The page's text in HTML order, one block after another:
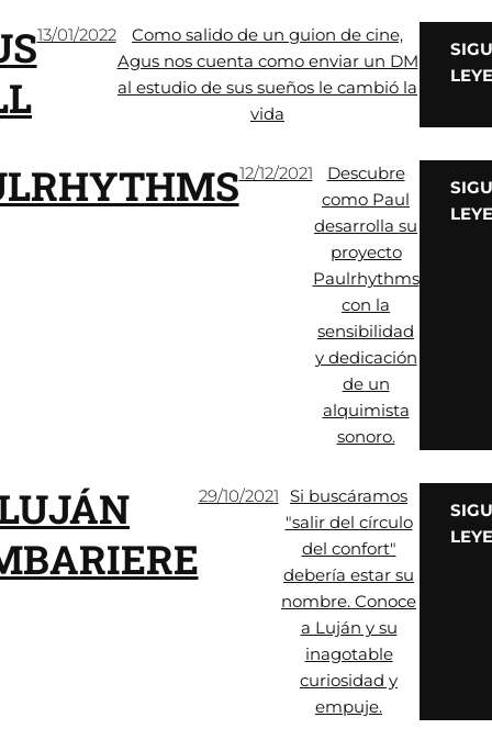
13/01/2022
Como salido de un guion de cine,
Agus nos cuenta como enviar un DM
al estudio de sus sueños le cambió la
vida
12/12/2021
Descubre
como Paul
desarrolla su
proyecto
Paulrhythms
con la
sensibilidad
y dedicación
de un
alquimista
sonoro.
29/10/2021 Si buscáramos
"salir del círculo
del confort"
debería estar su
nombre. Conoce
a Luján y su
inagotable
curiosidad y
empuje.